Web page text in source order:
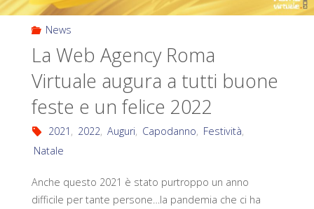
News
La Web Agency Roma
Virtuale augura a tutti buone
feste e un felice 2022
2021 , 2022, Auguri, Capodanno, Festività,
Natale
Anche questo 2021 è stato purtroppo un anno
difficile per tante persone…la pandemia che ci ha